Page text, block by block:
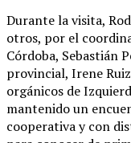
Durante la visita,
otros, por el
Córdoba, Sebastián
provincial, Irene
orgánicos de
mantenido un
cooperativa y con